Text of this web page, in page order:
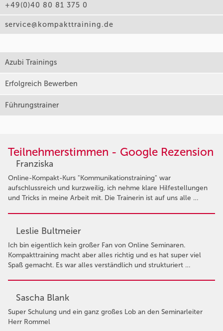
+49(0)40 80 81 375 0
service@kompakttraining.de
Azubi Trainings
Erfolgreich Bewerben
Führungstrainer
Teilnehmerstimmen - Google Rezension
Franziska
Online-Kompakt-Kurs "Kommunikationstraining" war
aufschlussreich und kurzweilig, ich nehme klare Hilfestellungen
und Tricks in meine Arbeit mit. Die Trainerin ist auf uns alle …
Leslie Bultmeier
Ich bin eigentlich kein großer Fan von Online Seminaren.
Kompakttraining macht aber alles richtig und es hat super viel
Spaß gemacht. Es war alles verständlich und strukturiert …
Sascha Blank
Super Schulung und ein ganz großes Lob an den Seminarleiter
Herr Rommel